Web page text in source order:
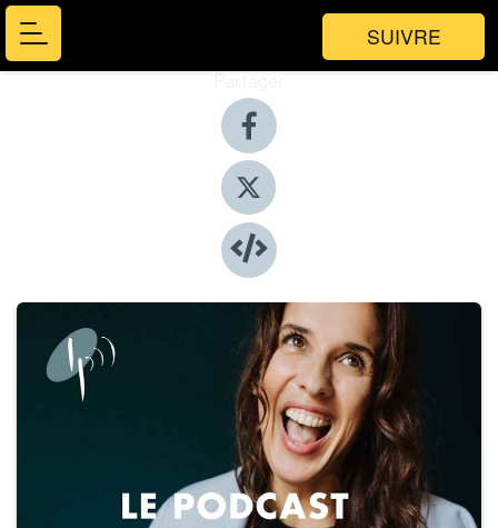
SUIVRE
Partager